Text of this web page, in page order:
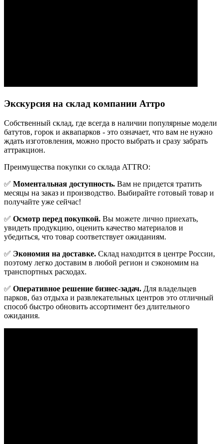
Экскурсия на склад компании Аттро
Cобственный склад, где всегда в наличии популярные модели
батутов, горок и аквапарков - это означает, что вам не нужно
ждать изготовления, можно просто выбрать и сразу забрать
аттракцион.
Преимущества покупки со склада ATTRO:
✅ Моментальная доступность. Вам не придется тратить
месяцы на заказ и производство. Выбирайте готовый товар и
получайте уже сейчас!
✅ Осмотр перед покупкой. Вы можете лично приехать,
увидеть продукцию, оценить качество материалов и
убедиться, что товар соответствует ожиданиям.
✅ Экономия на доставке. Склад находится в центре России,
поэтому легко доставим в любой регион и сэкономим на
транспортных расходах.
✅ Оперативное решение бизнес-задач. Для владельцев
парков, баз отдыха и развлекательных центров это отличный
способ быстро обновить ассортимент без длительного
ожидания.